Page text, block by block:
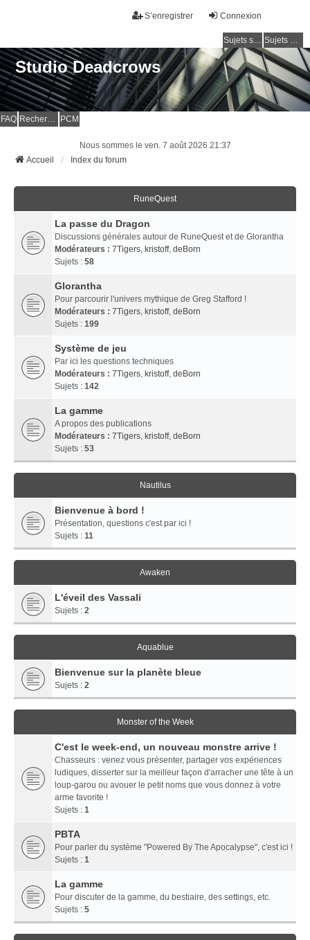
Connexion
S’enregistrer
Sujets sans réponse Sujets actifs
Studio Deadcrows
FAQ Rechercher PCM
Nous sommes le ven. 7 août 2026 21:37
Accueil
Index du forum
RuneQuest
La passe du Dragon
Discussions générales autour de RuneQuest et de Glorantha
Modérateurs : 7Tigers, kristoff, deBorn
Sujets : 58
Glorantha
Pour parcourir l'univers mythique de Greg Stafford !
Modérateurs : 7Tigers, kristoff, deBorn
Sujets : 199
Système de jeu
Par ici les questions techniques
Modérateurs : 7Tigers, kristoff, deBorn
Sujets : 142
La gamme
A propos des publications
Modérateurs : 7Tigers, kristoff, deBorn
Sujets : 53
Nautilus
Bienvenue à bord !
Présentation, questions c'est par ici !
Sujets : 11
Awaken
L'éveil des Vassali
Sujets : 2
Aquablue
Bienvenue sur la planète bleue
Sujets : 2
Monster of the Week
C'est le week-end, un nouveau monstre arrive !
Chasseurs : venez vous présenter, partager vos expériences
ludiques, disserter sur la meilleur façon d'arracher une tête à un
loup-garou ou avouer le petit noms que vous donnez à votre
arme favorite !
Sujets : 1
PBTA
Pour parler du système "Powered By The Apocalypse", c'est ici !
Sujets : 1
La gamme
Pour discuter de la gamme, du bestiaire, des settings, etc.
Sujets : 5